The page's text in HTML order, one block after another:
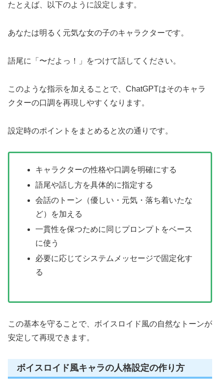
たとえば、以下のように設定します。
あなたは明るく元気な女の子のキャラクターです。
語尾に「〜だよっ！」をつけて話してください。
このような指示を加えることで、ChatGPTはそのキャラ
クターの口調を再現しやすくなります。
設定時のポイントをまとめると次の通りです。
キャラクターの性格や口調を明確にする
語尾や話し方を具体的に指定する
会話のトーン（優しい・元気・落ち着いたな
ど）を加える
一貫性を保つために同じプロンプトをベース
に使う
必要に応じてシステムメッセージで固定化す
る
この基本を守ることで、ボイスロイド風の自然なトーンが
安定して再現できます。
ボイスロイド風キャラの人格設定の作り方